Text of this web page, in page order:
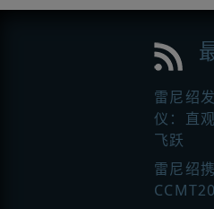
雷尼绍
仪：直
飞跃
雷尼绍